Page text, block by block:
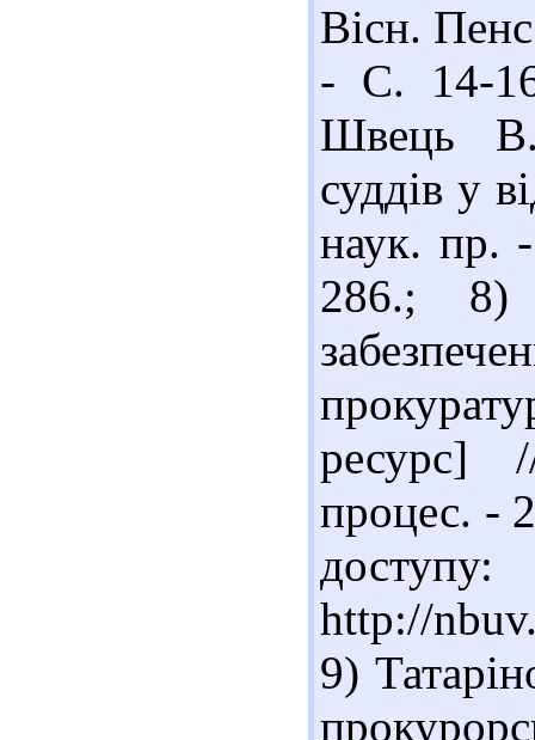
Вісн.
- С. 14-
Швець В.
суддів у
наук. пр.
286.;
ресурс]
процес. -
доступу:
http://
9)